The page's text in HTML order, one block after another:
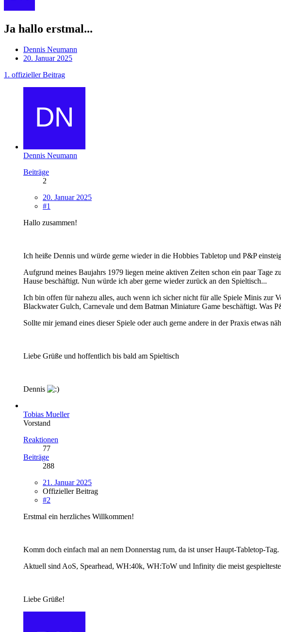
Ja hallo erstmal...
Dennis Neumann
20. Januar 2025
1. offizieller Beitrag
Dennis Neumann
Beiträge
2
20. Januar 2025
#1
Hallo zusammen!
Ich heiße Dennis und würde gerne wieder in die Hobbies Tabletop und P&P
Aufgrund meines Baujahrs 1979 liegen meine aktiven Zeiten schon ein paar Tage
Hause beschäftigt. Nun würde ich aber gerne wieder zurück an den Spieltisch...
Ich bin offen für nahezu alles, auch wenn ich sicher nicht für alle Spiele Minis zur
Blackwater Gulch, Carnevale und dem Batman Miniature Game beschäftigt. Was
Sollte mir jemand eines dieser Spiele oder auch gerne andere in der Praxis etwas
Liebe Grüße und hoffentlich bis bald am Spieltisch
Dennis
Tobias Mueller
Vorstand
Reaktionen
77
Beiträge
288
21. Januar 2025
Offizieller Beitrag
#2
Erstmal ein herzliches Willkommen!
Komm doch einfach mal an nem Donnerstag rum, da ist unser Haupt-Tabletop-Tag.
Aktuell sind AoS, Spearhead, WH:40k, WH:ToW und Infinity die meist
Liebe Grüße!